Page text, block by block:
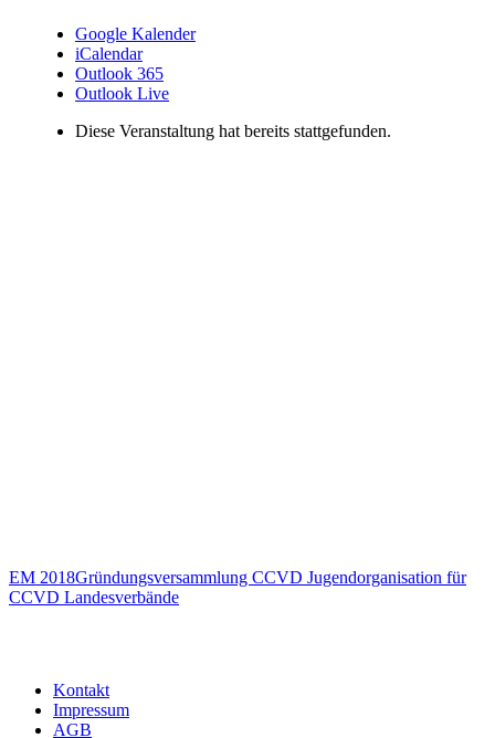
Google Kalender
iCalendar
Outlook 365
Outlook Live
Diese Veranstaltung hat bereits stattgefunden.
EM 2018Gründungsversammlung CCVD Jugendorganisation für
CCVD Landesverbände
Kontakt
Impressum
AGB